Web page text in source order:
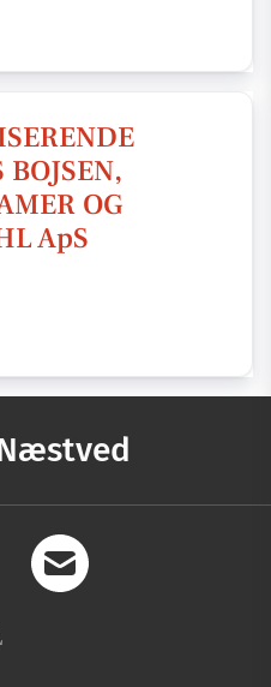
OG
ApS